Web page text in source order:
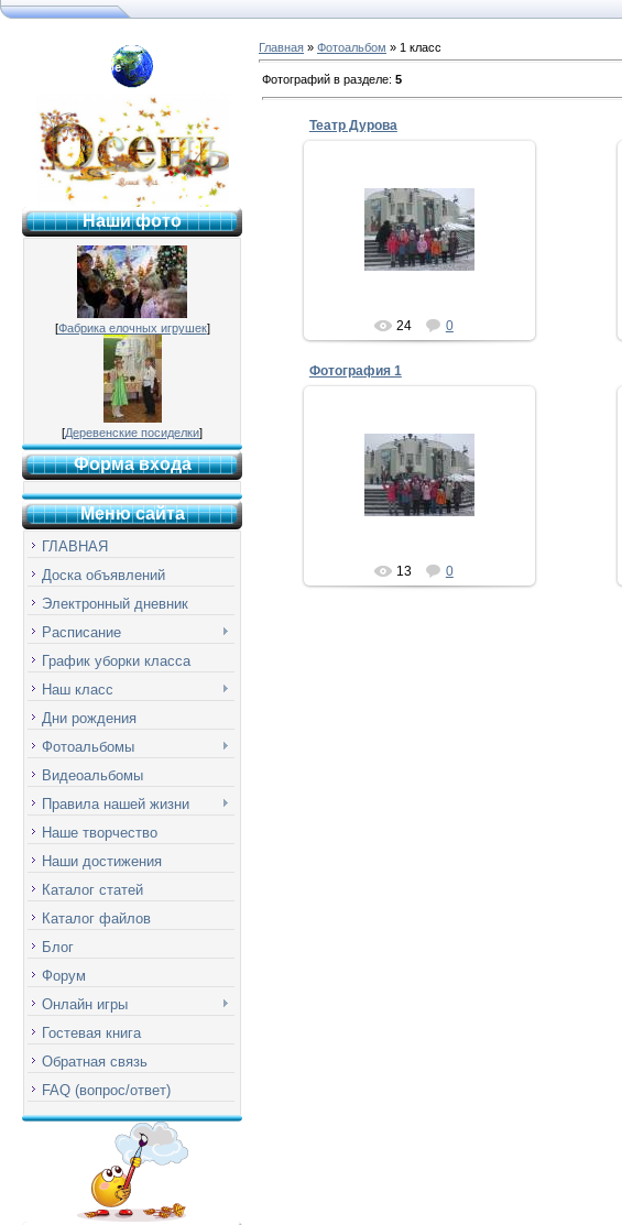
Наши фото
[Фабрика елочных игрушек]
[Деревенские посиделки]
Форма входа
Меню сайта
ГЛАВНАЯ
Доска объявлений
Электронный дневник
Расписание
График уборки класса
Наш класс
Дни рождения
Фотоальбомы
Видеоальбомы
Правила нашей жизни
Наше творчество
Наши достижения
Каталог статей
Каталог файлов
Блог
Форум
Онлайн игры
Гостевая книга
Обратная связь
FAQ (вопрос/ответ)
Главная » Фотоальбом » 1 класс
Фотографий в разделе: 5
Театр Дурова
02.02.2012
Mila
24 0
Фотография 1
02.02.2012
Mila
13 0